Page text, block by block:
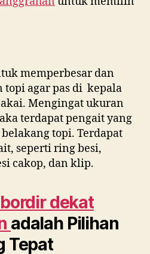
memperbesar dan
agar pas di kepala
Mengingat ukuran
terdapat pengait yang
topi. Terdapat
seperti ring besi,
cakop, dan klip.
dekat
adalah Pilihan
Tepat